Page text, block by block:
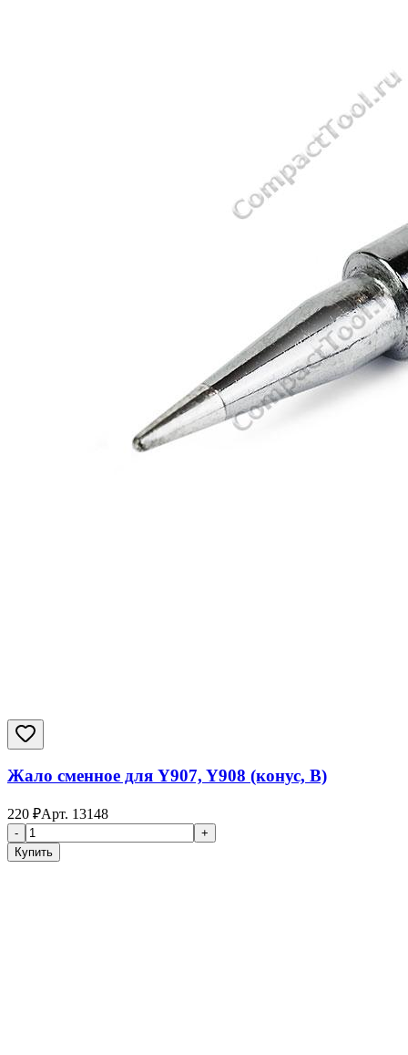
Жало сменное для Y907, Y908 (конус, B)
220 ₽Арт. 13148
-
+
Купить